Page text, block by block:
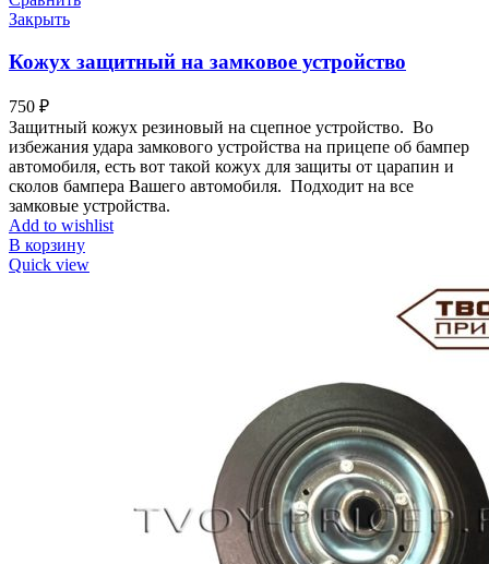
Закрыть
Кожух защитный на замковое устройство
750 ₽
Защитный кожух резиновый на сцепное устройство. Во
избежания удара замкового устройства на прицепе об бампер
автомобиля, есть вот такой кожух для защиты от царапин и
сколов бампера Вашего автомобиля. Подходит на все
замковые устройства.
Add to wishlist
В корзину
Quick view